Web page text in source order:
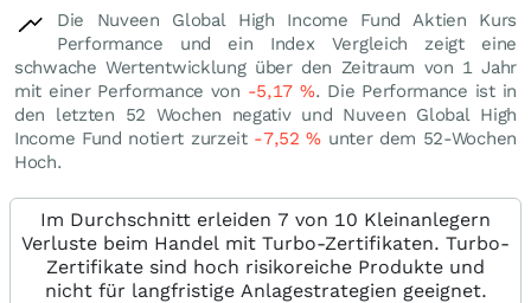
Die Nuveen Global High Income Fund Aktien Kurs
Performance und ein Index Vergleich zeigt eine
schwache Wertentwicklung über den Zeitraum von 1 Jahr
mit einer Performance von -5,17%. Die Performance ist in
den letzten 52 Wochen negativ und Nuveen Global High
Income Fund notiert zurzeit -7,52% unter dem 52-Wochen
Hoch.
Im Durchschnitt erleiden 7 von 10 Kleinanlegern
Verluste beim Handel mit Turbo-Zertifikaten. Turbo-
Zertifikate sind hoch risikoreiche Produkte und
nicht für langfristige Anlagestrategien geeignet.